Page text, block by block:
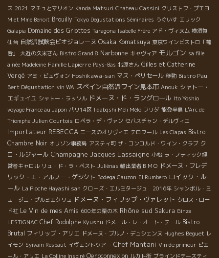
ス 2021 マチュとマリオン Kanda Matsuri Chateau Cassini クリストフ・プエヨ
M et Mme Benoit Brouilly Tokyo Degustations Séminaires うぐいす エリック
Galapia Domaine des Griottes Taragona Isabelle Frère アド・ヴィヌム 横須賀
仙台 自然派試飲会ビオジョレーヌ Osaka Komatsuya 東京ワインビストロ「葡
呑」
大近の久米さん Bistro Grand 8 Narbonne キャヴィア モルゴン sa fille
ainée Madeleine Famille Lapierre Pays-Bas 北原さん Gilles et Catherine
Vergé アミ・ビュヴォン Hoshikawa-san マス・ぺリセール 移動 Bistro Paul
Bert Dégustation vin WA スペイン自然派ワイン見本市 Anouk シャトー・
エギュイユ シャトー・ラッソル ドメーヌ・ド・ラングロール Ito Yoshio
voyage France au Japon パリ14区 Iidabqshi Méli Mélo フリダ 能登半島 L'Arc de
Triomphe Julien Courtois ロペラ・デ・ヴァン セバスチャン・デルヴィユ
Importateur REBECCA ニースのオリヴィエ テロワール Les Clapas Bistro
Chambre Noir オリゾン事務局 アスティ町 ザ・コンコルド・ワイン・クラブ ク
ロ・ルジャール Champagne Jacques Lassaigne 小松 ラ・ノティック経
営者キャロル リュ・ド・ラ・ペスト Juliénas 輸出業者ＢＭＯ ドメーヌ・フレデ
リック・エ・アルノー・ゲシクト Bodega Cauzon El Rumbero ロイック・ル
ール La Pioche Hayashi san クローズ・エルミタージュ 2016年 シャンボル・ミ
ュージニ・プルミエクリュ ドメーヌ・フィリップ・ヴァレット クロス・ロー
ド社 Le Vin de mes Amis 600年の栗の木 Rhône sud Sakura Ginza
LESTIGNAC Chef Rodolphe Kyushu ドメール・レ・オート・テール Bistro
Brutal フィリップ・アリエ ドメーヌ・ブルノ・デュシェンヌ Hughes Beguet レ
イモン Syivain Respaut イヴェントツアー Chef Mantani Vin de primeur ピエ
ール・アリエ La Colline Inspiré Oenoconnexion ルカト街 ブラインドテースティ